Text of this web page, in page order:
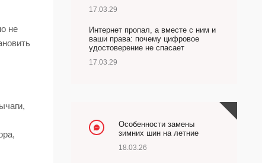
не
17.03.29
Интернет пропал, а вместе с ним и
ваши права: почему цифровое
удостоверение не спасает
17.03.29
Особенности замены
зимних шин на летние
18.03.26